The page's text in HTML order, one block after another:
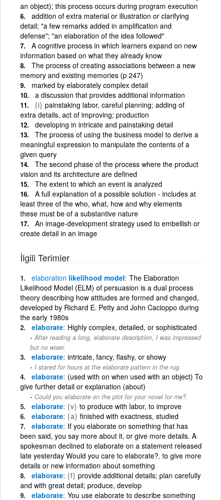
an object); this process occurs during program execution
addition of extra material or illustration or clarifying
detail; "a few remarks added in amplification and
defense"; "an elaboration of the idea followed"
A cognitive process in which learners expand on new
information based on what they already know
The process of creating associations between a new
memory and existing memories (p 247)
marked by elaborately complex detail
a discussion that provides additional information
{i} painstaking labor, careful planning; adding of
extra details, act of improving; production
developing in intricate and painstaking detail
The process of using the business model to derive a
meaningful expression to manipulate the contents of a
given query
The second phase of the process where the product
vision and its architecture are defined
The extent to which an event is analyzed
A full explanation of a possible solution - includes at
least three of the who, what, how and why elements
these must be of a substantive nature
An image-development strategy used to embellish or
create detail in an image
İlgili Terimler
elaboration likelihood model The Elaboration
Likelihood Model (ELM) of persuasion is a dual process
theory describing how attitudes are formed and changed,
developed by Richard E. Petty and John Cacioppo during
the early 1980s
elaborate Highly complex, detailed, or sophisticated
After reading a long, elaborate description, I was impressed
but no wiser.
elaborate intricate, fancy, flashy, or showy
I stared for hours at the elaborate pattern in the rug.
elaborate (used with on when used with an object) To
give further detail or explanation (about)
Could you elaborate on the plot for your novel for me?.
elaborate {v} to produce with labor, to improve
elaborate {a} finished with exactness, studied
elaborate If you elaborate on something that has
been said, you say more about it, or give more details. A
spokesman declined to elaborate on a statement released
late yesterday Would you care to elaborate?. to give more
details or new information about something
elaborate {f} provide additional details; plan carefully
and with great detail; produce, develop
elaborate You use elaborate to describe something